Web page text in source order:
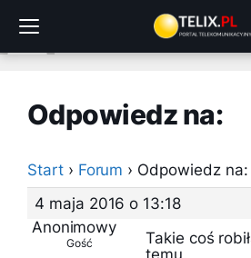
treści
Odpowiedz na:
Start › Forum › Odpowiedz na:
4 maja 2016 o 13:18
Anonimowy
Gość
Takie coś
temu.